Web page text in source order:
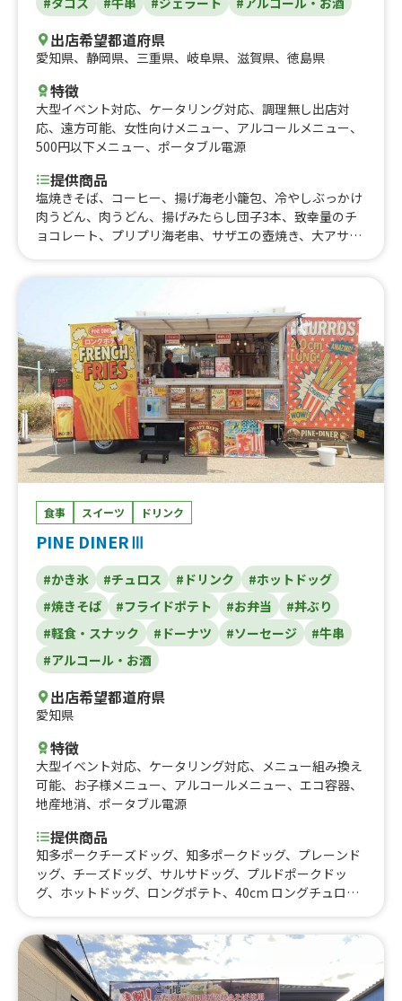
出店希望都道府県
愛知県、 静岡県、 三重県、 岐阜県、 滋賀県、 徳島県
特徴
大型イベント対応、 ケータリング対応、 調理無し出店対
応、 遠方可能、 女性向けメニュー、 アルコールメニュー、
500円以下メニュー、 ポータブル電源
提供商品
塩焼きそば、コーヒー、揚げ海老小籠包、冷やしぶっかけ
肉うどん、肉うどん、揚げみたらし団子3本、致幸量のチ
ョコレート、プリプリ海老串、サザエの壺焼き、大アサリ
サイーボウル、至極のアップルパイ、山盛りポテト、揚げ
たこ焼き、牛タン串、牛カルビ串、ホタテ串、かき氷、ロ
ングチュロス、フレンチトースト、からあげ、チキンタル
タルBOX、わらび餅ドリンク、ボールドーナツ、どうぶつ
のかき氷、飲むジェラート、ぶどう山椒香るタコスロー
ル、オリジナルソーダドリンク、アルコール類、ガパオラ
イス、角煮ルーロー丼、バターチキンカレー、焼肉丼
食事 スイーツ ドリンク
PINE DINERⅢ
#かき氷 #チュロス #ドリンク
#ホットドッグ
#焼きそば
#フライドポテト #お弁当
#丼ぶり
#軽食・スナック
#ドーナツ #ソーセージ
#牛串
#アルコール・お酒
出店希望都道府県
愛知県
特徴
大型イベント対応、 ケータリング対応、 メニュー組み換え
可能、 お子様メニュー、 アルコールメニュー、 エコ容器、
地産地消、 ポータブル電源
提供商品
知多ポークチーズドッグ、知多ポークドッグ、プレーンド
ッグ、チーズドッグ、サルサドッグ、プルドポークドッ
グ、ホットドッグ、ロングポテト、40cm ロングチュロ
ク、知多ポークソーセージ、ミニアメリカンドッグ、アメ
リカンドーナツ、鴨南蛮丼、炙り鶏チャーシュー丼、ケイ
ジャンチキンプレート、プルドポークプレート、いちごけ
ずり、牛串、レモンサワー、角 ハイボール、ジムビーム